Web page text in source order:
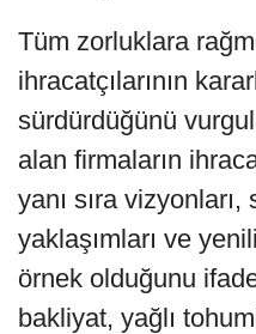
Tüm zorluklara
ihracatçılarının
sürdürdüğünü
alan firmaların
yanı sıra
yaklaşımları ve
örnek olduğunu
bakliyat, yağlı